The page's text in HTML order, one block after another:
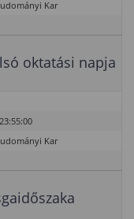
Kar
oktatási napja
Kar